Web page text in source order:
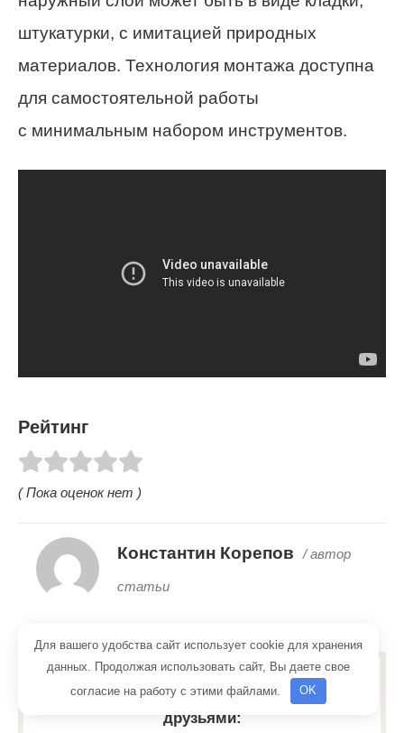
штукатурки, с имитацией природных
материалов. Технология монтажа доступна
для самостоятельной работы
с минимальным набором инструментов.
Рейтинг
( Пока оценок нет )
Константин Корепов / автор
статьи
Понравилась статья? Поделиться с
друзьями:
Для вашего удобства сайт использует cookie для хранения
данных. Продолжая использовать сайт, Вы даете свое
согласие на работу с этими файлами.
OK